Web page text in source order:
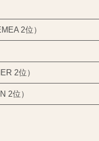
2位）
2位）
2位）